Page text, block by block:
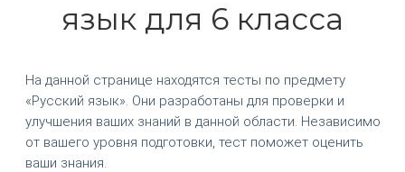
язык для 6 класса
На данной странице находятся тесты по предмету
«Русский язык». Они разработаны для проверки и
улучшения ваших знаний в данной области. Независимо
от вашего уровня подготовки, тест поможет оценить
ваши знания.